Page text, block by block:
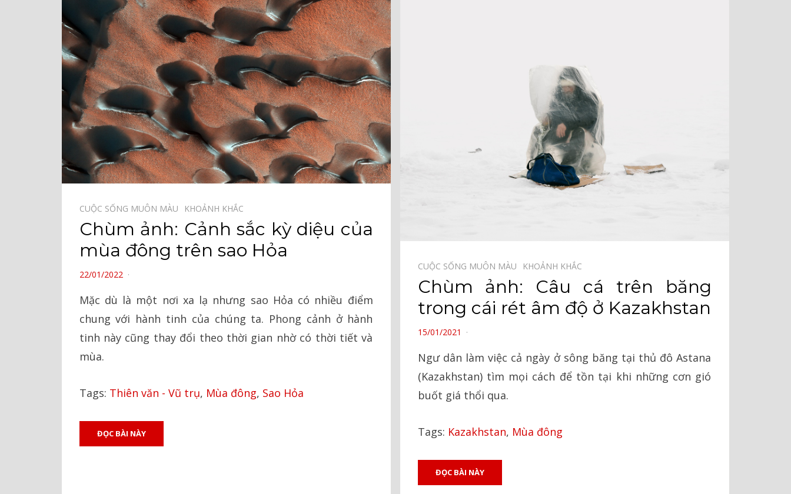
CUỘC SỐNG MUÔN MÀU⠀ KHOẢNH KHẮC⠀
Chùm ảnh: Cảnh sắc kỳ diệu của
mùa đông trên sao Hỏa
POSTED
22/01/2022
Mặc dù là một nơi xa lạ nhưng sao Hỏa có nhiều điểm
chung với hành tinh của chúng ta. Phong cảnh ở hành
tinh này cũng thay đổi theo thời gian nhờ có thời tiết và
mùa.
Tags: Thiên văn - Vũ trụ, Mùa đông, Sao Hỏa
ĐỌC BÀI NÀY
CUỘC SỐNG MUÔN MÀU⠀ KHOẢNH KHẮC⠀
Chùm ảnh: Câu cá trên băng
trong cái rét âm độ ở Kazakhstan
POSTED
15/01/2021
Ngư dân làm việc cả ngày ở sông băng tại thủ đô Astana
(Kazakhstan) tìm mọi cách để tồn tại khi những cơn gió
buốt giá thổi qua.
Tags: Kazakhstan, Mùa đông
ĐỌC BÀI NÀY